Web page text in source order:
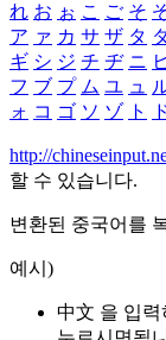
れ お ぉ こ ご そ
ア ァ カ サ ザ タ
ギ シ ジ チ ヂ ニ
フ ブ プ ム ユ ュ
ォ コ ゴ ソ ゾ ト
http://
할 수 있습니다.
변환된 중국어를
예시)
中文 을 입력